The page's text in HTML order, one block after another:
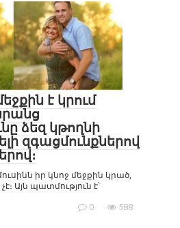
է կրում
ձեզ կթողնի
զգացմունքներով
իր կնոջ մեջքին կրած,
Այն պատմություն է՝
0 588